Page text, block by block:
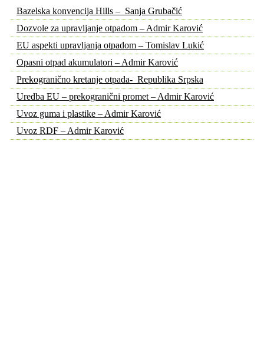
Bazelska konvencija Hills – Sanja Grubačić
Dozvole za upravljanje otpadom – Admir Karović
EU aspekti upravljanja otpadom – Tomislav Lukić
Opasni otpad akumulatori – Admir Karović
Prekogranično kretanje otpada- Republika Srpska
Uredba EU – prekogranični promet – Admir Karović
Uvoz guma i plastike – Admir Karović
Uvoz RDF – Admir Karović